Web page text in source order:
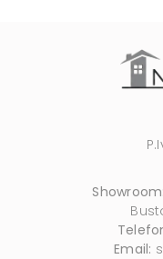
Showroom:
Email: